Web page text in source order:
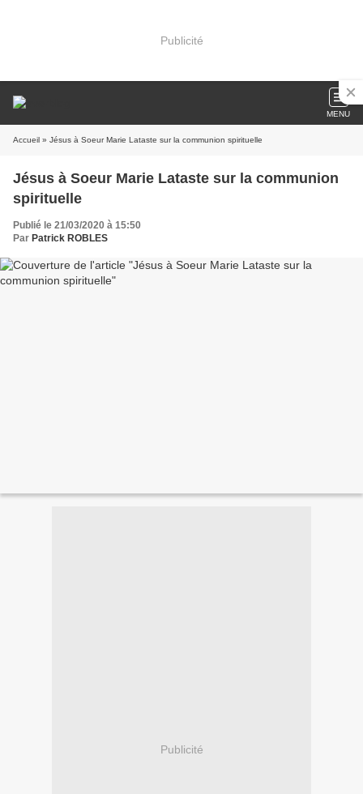
Publicité
MENU
Accueil » Jésus à Soeur Marie Lataste sur la communion spirituelle
Jésus à Soeur Marie Lataste sur la communion
spirituelle
Publié le 21/03/2020 à 15:50
Par Patrick ROBLES
Publicité